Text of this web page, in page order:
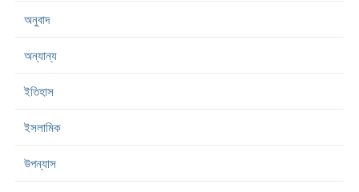
অনুবাদ
অন্যান্য
ইতিহাস
ইসলামিক
উপন্যাস